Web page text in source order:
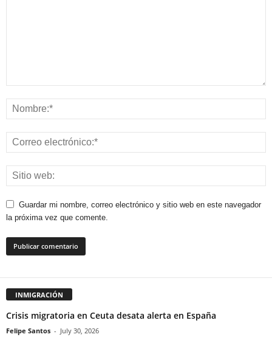
Guardar mi nombre, correo electrónico y sitio web en este navegador
la próxima vez que comente.
INMIGRACIÓN
Crisis migratoria en Ceuta desata alerta en España
Felipe Santos - July 30, 2026